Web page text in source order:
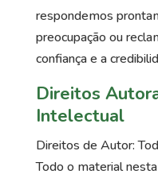
respondemos
preocupação ou
confiança e a
Direitos
Intelectual
Direitos de Autor:
Todo o material